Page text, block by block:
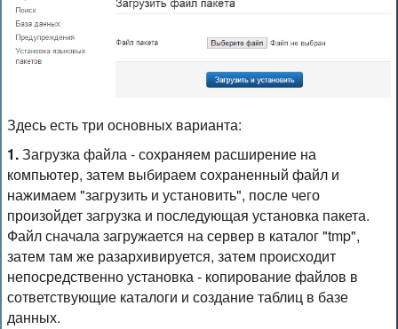
Здесь есть три основных варианта:
1.Загрузка файла - сохраняем расширение на
компьютер, затем выбираем сохраненный файл и
нажимаем "загрузить и установить", после чего
произойдет загрузка и последующая установка пакета.
Файл сначала загружается на сервер в каталог "tmp",
затем там же разархивируется, затем происходит
непосредственно установка - копирование файлов в
сответствующие каталоги и создание таблиц в базе
данных.